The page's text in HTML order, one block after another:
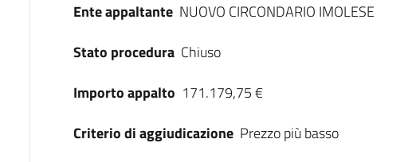
Ente appaltante NUOVO CIRCONDARIO IMOLESE
Stato procedura Chiuso
Importo appalto 171.179,75 €
Criterio di aggiudicazione Prezzo più basso